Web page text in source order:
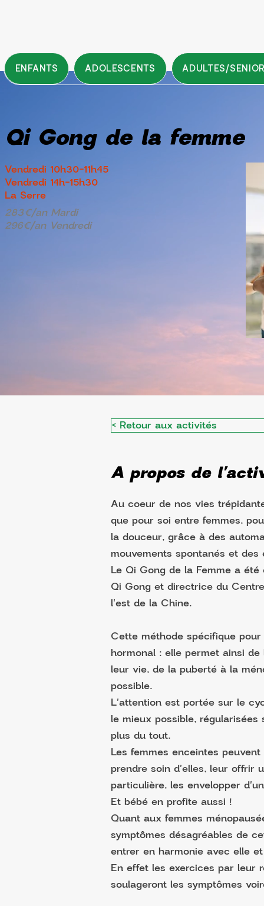
ENFANTS ADOLESCENTS ADULTES/
Qi Gong de la femme
Vendredi 10h30-11h45
Vendredi 14h-15h30
La Serre
283€/an Mardi
296€/an Vendredi
< Retour aux activités
A propos de
Au coeur de nos vies
que pour soi entre femmes,
la douceur, grâce à des
mouvements spontanés et
Le Qi Gong de la Femme a
Qi Gong et directrice du
l'est de la Chine.
Cette méthode spécifique
hormonal : elle permet ainsi
leur vie, de la puberté à la
possible.
L'attention est portée sur le
le mieux possible,
plus du tout.
Les femmes enceintes
prendre soin d'elles, leur offrir
particulière, les envelopper
Et bébé en profite aussi !
Quant aux femmes
symptômes désagréables de
entrer en harmonie avec elle
En effet les exercices par leur
soulageront les symptômes